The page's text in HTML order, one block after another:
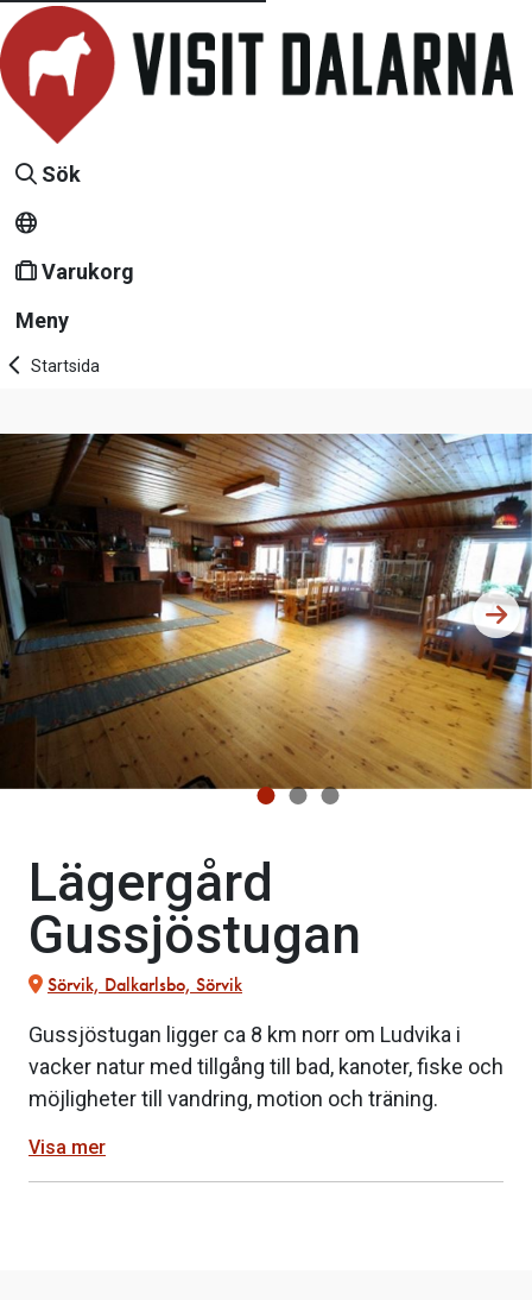
Sök
Varukorg
Meny
Startsida
Lägergård
Gussjöstugan
Sörvik, Dalkarlsbo, Sörvik
Gussjöstugan ligger ca 8 km norr om Ludvika i
vacker natur med tillgång till bad, kanoter, fiske och
möjligheter till vandring, motion och träning.
Visa mer